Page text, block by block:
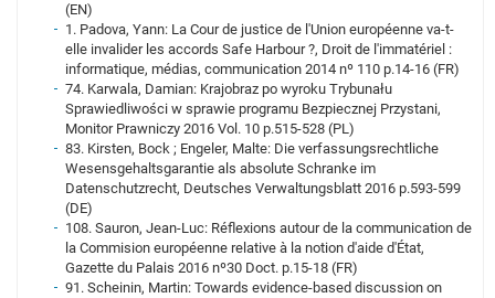
(EN)
1. Padova, Yann: La Cour de justice de l'Union européenne va-t-
elle invalider les accords Safe Harbour ?, Droit de l'immatériel :
informatique, médias, communication 2014 nº 110 p.14-16 (FR)
74. Karwala, Damian: Krajobraz po wyroku Trybunału
Sprawiedliwości w sprawie programu Bezpiecznej Przystani,
Monitor Prawniczy 2016 Vol. 10 p.515-528 (PL)
83. Kirsten, Bock ; Engeler, Malte: Die verfassungsrechtliche
Wesensgehaltsgarantie als absolute Schranke im
Datenschutzrecht, Deutsches Verwaltungsblatt 2016 p.593-599
(DE)
108. Sauron, Jean-Luc: Réflexions autour de la communication de
la Commision européenne relative à la notion d'aide d'État,
Gazette du Palais 2016 nº30 Doct. p.15-18 (FR)
91. Scheinin, Martin: Towards evidence-based discussion on